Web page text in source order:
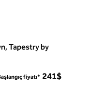
Tapestry by
fiyatı* 241$